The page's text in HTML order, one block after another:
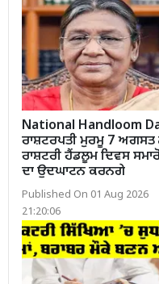
National Handloom
ਰਾਸ਼ਟਰਪਤੀ ਮੁਰਮੂ 7 ਅਗਸਤ
ਰਾਸ਼ਟਰੀ ਹੈਂਡਲੂਮ ਦਿਵਸ
ਦਾ ਉਦਘਾਟਨ ਕਰਨਗੇ
Published On 01 Aug 2026
21:20:06